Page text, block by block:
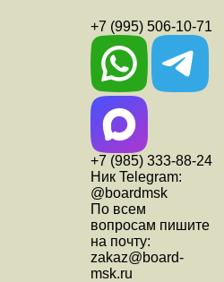
+7 (995) 506-10-71
+7 (985) 333-88-24
Ник Telegram:
@boardmsk
По всем
вопросам пишите
на почту:
zakaz@board-
msk.ru